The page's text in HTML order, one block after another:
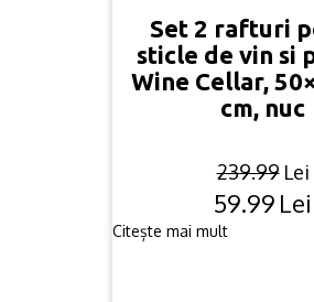
Set 2 rafturi
sticle de vin si
Wine Cellar,
cm, nuc
239.99 Lei
59.99 Lei
Citește mai mult